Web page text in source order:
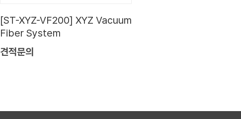
[ST-XYZ-VF200] XYZ Vacuum
Fiber System
견적문의